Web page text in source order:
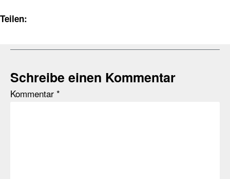
Teilen:
Schreibe einen Kommentar
Kommentar *